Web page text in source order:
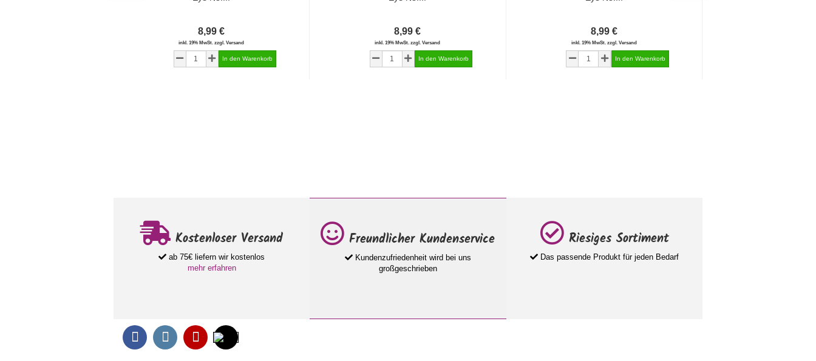
8,99 €
inkl. 19% MwSt. zzgl. Versand
8,99 €
inkl. 19% MwSt. zzgl. Versand
8,99 €
inkl. 19% MwSt. zzgl. Versand
Kostenloser Versand
ab 75€ liefern wir kostenlos
mehr erfahren
Freundlicher Kundenservice
Kundenzufriedenheit wird bei uns
großgeschrieben
Riesiges Sortiment
Das passende Produkt für jeden Bedarf